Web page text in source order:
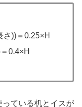
さ))＝0.25×H
0.4×H
ている机とイスが